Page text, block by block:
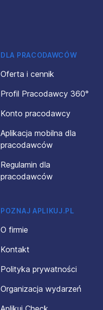
DLA PRACODAWCÓW
Oferta i cennik
Profil Pracodawcy 360°
Konto pracodawcy
Aplikacja mobilna dla
pracodawców
Regulamin dla
pracodawców
POZNAJ APLIKUJ.PL
O firmie
Kontakt
Polityka prywatności
Organizacja wydarzeń